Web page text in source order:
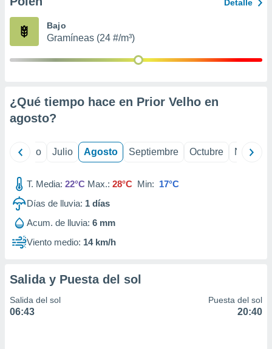
publicidad
1199
Detalle
Bajo
Gramíneas (24 #/m³)
¿Qué tiempo hace en Prior Velho en
agosto?
Junio Julio Agosto Septiembre Octubre
T. Media: 22°C Max.: 28°C Min: 17°C
Días de lluvia: 1 días
Acum. de lluvia: 6 mm
Viento medio: 14 km/h
Salida y Puesta del sol
Salida del sol
06:43
Puesta del sol
20:40